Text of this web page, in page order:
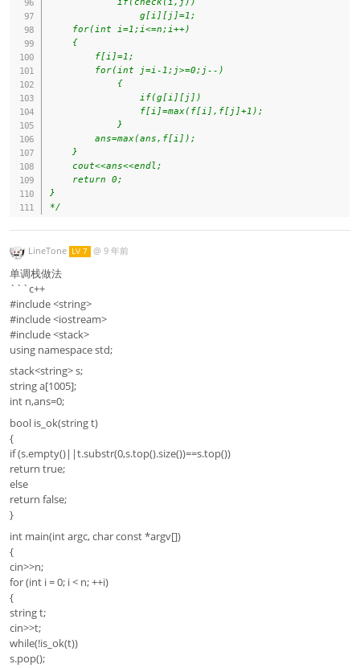
}
*/
LineTone LV 7 @ 9 年前
单调栈做法
```c++
#include <string>
#include <iostream>
#include <stack>
using namespace std;
stack<string> s;
string a[1005];
int n,ans=0;
bool is_ok(string t)
{
if (s.empty()||t.substr(0,s.top().size())==s.top())
return true;
else
return false;
}
int main(int argc, char const *argv[])
{
cin>>n;
for (int i = 0; i < n; ++i)
{
string t;
cin>>t;
while(!is_ok(t))
s.pop();